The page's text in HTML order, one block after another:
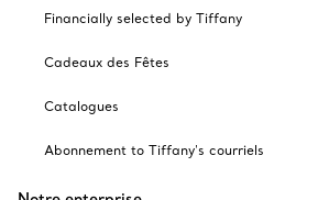
Financially selected by Tiffany
Cadeaux des Fêtes
Catalogues
Abonnement to Tiffany's courriels